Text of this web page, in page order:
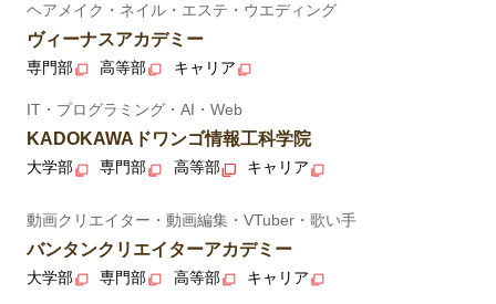
ヘアメイク・ネイル・エステ・ウエディング
ヴィーナスアカデミー
専門部 高等部 キャリア
IT・プログラミング・AI・Web
KADOKAWAドワンゴ情報工科学院
大学部 専門部 高等部 キャリア
動画クリエイター・動画編集・VTuber・歌い手
バンタンクリエイターアカデミー
大学部 専門部 高等部 キャリア